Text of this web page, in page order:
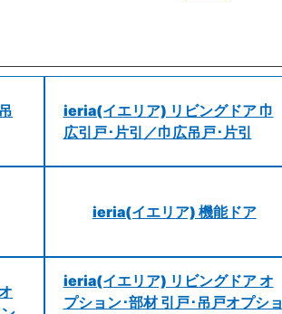
ieria(イエリア) リビングドア 巾
広引戸･片引／巾広吊戸･片引
ieria(イエリア) 機能ドア
ieria(イエリア) リビングドア オ
プション･部材 引戸･吊戸オプショ